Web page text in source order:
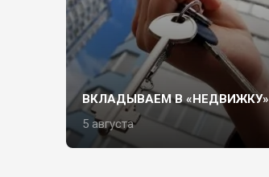
ВКЛАДЫВАЕМ В «НЕДВИЖКУ»
5 августа